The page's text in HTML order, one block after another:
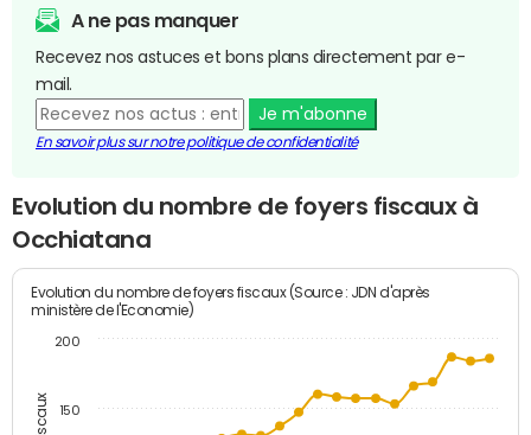
A ne pas manquer
Recevez nos astuces et bons plans directement par e-
mail.
Je m'abonne
En savoir plus sur notre politique de confidentialité
Evolution du nombre de foyers fiscaux à
Occhiatana
Evolution du nombre de foyers fiscaux (Source : JDN d'après
ministère de l'Economie)
150
200